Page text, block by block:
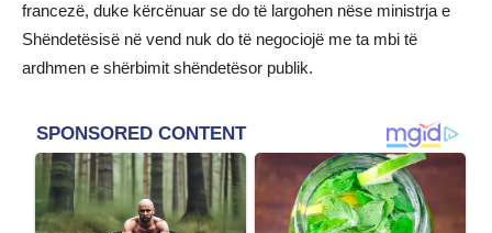
francezë, duke kërcënuar se do të largohen nëse ministrja e
Shëndetësisë në vend nuk do të negociojë me ta mbi të
ardhmen e shërbimit shëndetësor publik.